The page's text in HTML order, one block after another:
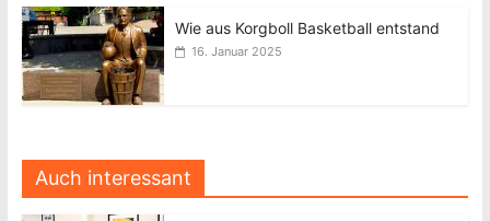
Wie aus Korgboll Basketball entstand
16. Januar 2025
Auch interessant